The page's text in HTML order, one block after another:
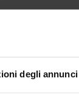
degli annunci